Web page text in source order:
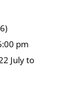
pm
July to